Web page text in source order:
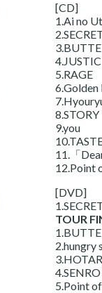
[CD]
1.Ai no
5.RAGE
6.Golden
8.STORY
9.you
11.「
12.Point
[DVD]
TOUR
2.hungry
4.SENRO
5.Point